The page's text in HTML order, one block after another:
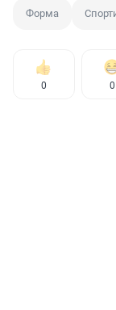
Форма
0 0